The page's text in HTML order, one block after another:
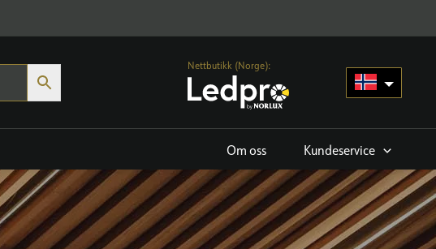
Nettbutikk (Norge):
Om oss Kundeservice